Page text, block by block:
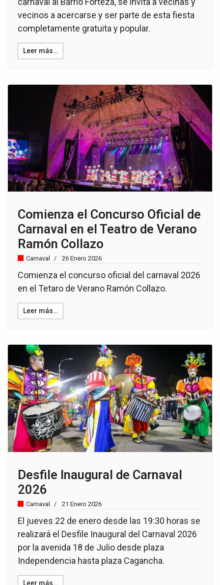
vecinos a acercarse y ser parte de esta fiesta
completamente gratuita y popular.
Leer más…
Comienza el Concurso Oficial de
Carnaval en el Teatro de Verano
Ramón Collazo
Carnaval 26 Enero 2026
Comienza el concurso oficial del carnaval 2026
en el Tetaro de Verano Ramón Collazo.
Leer más…
Desfile Inaugural de Carnaval
2026
Carnaval 21 Enero 2026
El jueves 22 de enero desde las 19:30 horas se
realizará el Desfile Inaugural del Carnaval 2026
por la avenida 18 de Julio desde plaza
Independencia hasta plaza Cagancha.
Leer más…